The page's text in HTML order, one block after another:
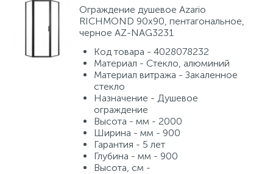
Ограждение душевое Azario
RICHMOND 90х90, пентагональное,
черное AZ-NAG3231
Код товара - 4028078232
Материал - Стекло, алюминий
Материал витража - Закаленное
стекло
Назначение - Душевое
ограждение
Высота - мм - 2000
Ширина - мм - 900
Гарантия - 5 лет
Глубина - мм - 900
Высота, см -